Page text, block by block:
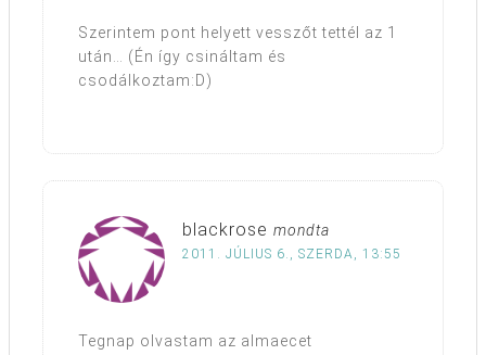
Szerintem pont helyett vesszőt tettél az 1
után… (Én így csináltam és
csodálkoztam:D)
blackrose mondta
2011. JÚLIUS 6., SZERDA, 13:55
Tegnap olvastam az almaecet